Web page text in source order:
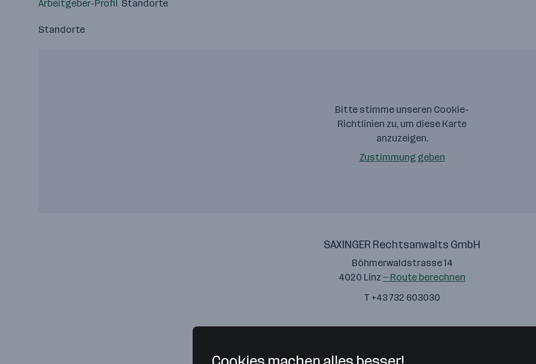
Arbeitgeber-Profil Standorte
Standorte
Bitte stimme unseren Cookie-
Richtlinien zu, um diese Karte
anzuzeigen.
Zustimmung geben
SAXINGER Rechtsanwalts GmbH
Böhmerwaldstrasse 14
4020 Linz — Route berechnen
T +43 732 603030
SAXINGER Rechtsanwalts GmbH